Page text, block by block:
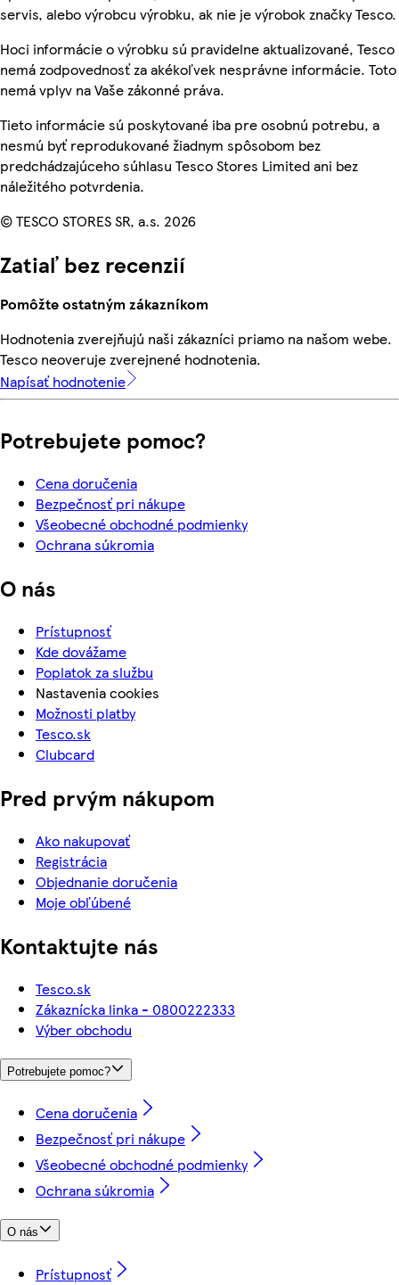
servis, alebo výrobcu výrobku, ak nie je výrobok značky Tesco.
Hoci informácie o výrobku sú pravidelne aktualizované, Tesco
nemá zodpovednosť za akékoľvek nesprávne informácie. Toto
nemá vplyv na Vaše zákonné práva.
Tieto informácie sú poskytované iba pre osobnú potrebu, a
nesmú byť reprodukované žiadnym spôsobom bez
predchádzajúceho súhlasu Tesco Stores Limited ani bez
náležitého potvrdenia.
© TESCO STORES SR, a.s. 2026
Zatiaľ bez recenzií
Pomôžte ostatným zákazníkom
Hodnotenia zverejňujú naši zákazníci priamo na našom webe.
Tesco neoveruje zverejnené hodnotenia.
Napísať hodnotenie
Potrebujete pomoc?
Cena doručenia
Bezpečnosť pri nákupe
Všeobecné obchodné podmienky
Ochrana súkromia
O nás
Prístupnosť
Kde dovážame
Poplatok za službu
Nastavenia cookies
Možnosti platby
Tesco.sk
Clubcard
Pred prvým nákupom
Ako nakupovať
Registrácia
Objednanie doručenia
Moje obľúbené
Kontaktujte nás
Tesco.sk
Zákaznícka linka - 0800222333
Výber obchodu
Potrebujete pomoc?
Cena doručenia
Bezpečnosť pri nákupe
Všeobecné obchodné podmienky
Ochrana súkromia
O nás
Prístupnosť